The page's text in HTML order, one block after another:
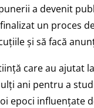
a devenit
un proces
și să facă
care au ajutat
ani pentru a
epoci influențate